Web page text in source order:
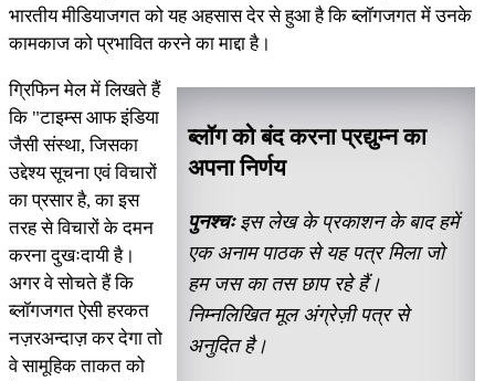
भारतीय मीडियाजगत को यह अहसास देर से हुआ है कि ब्लॉगजगत में उनके
कामकाज को प्रभावित करने का माद्दा है।
ब्लॉग को बंद करना प्रद्युम्न का
अपना निर्णय
पुनश्चःइस लेख के प्रकाशन के बाद हमें
एक अनाम पाठक से यह पत्र मिला जो
हम जस का तस छाप रहे हैं।
निम्नलिखित मूल अंग्रेज़ी पत्र से
अनुदित है।
ग्रिफिन मेल में लिखते हैं
कि "टाइम्स आफ इंडिया
जैसी संस्था, जिसका
उद्देश्य सूचना एवं विचारों
का प्रसार है, का इस
तरह से विचारों के दमन
करना दुखःदायी है।
अगर वे सोचते हैं कि
ब्लॉगजगत ऐसी हरकत
नज़रअन्दाज़ कर देगा तो
वे सामूहिक ताकत को